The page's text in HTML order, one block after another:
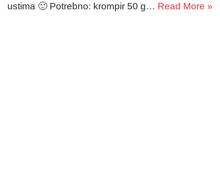
ustima 🙂 Potrebno: krompir 50 g… Read More »